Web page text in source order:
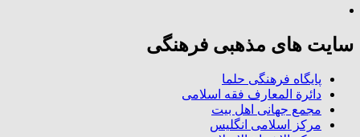
سایت های مذهبی فرهنگی
پایگاه فرهنگی حلما
دائرة المعارف فقه اسلامی
مجمع جهانی اهل بیت
مرکز اسلامی انگلیس